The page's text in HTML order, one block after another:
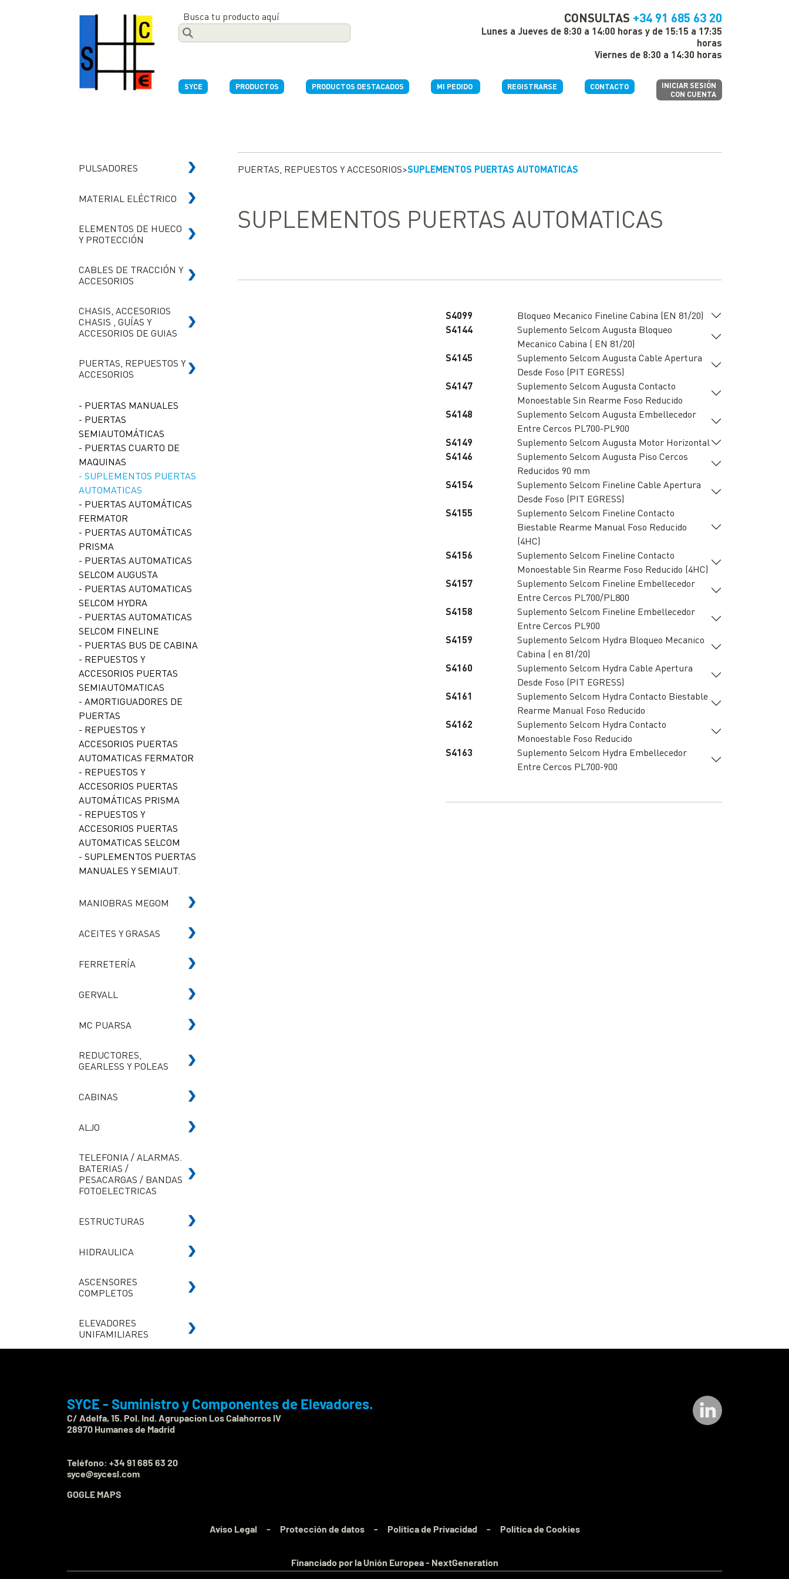
Busca tu producto aquí CONSULTAS +34 91 685 63 20
Lunes a Jueves de 8:30 a 14:00 horas y de 15:15 a 17:35
horas
Viernes de 8:30 a 14:30 horas
SYCE PRODUCTOS PRODUCTOS DESTACADOS MI PEDIDO REGISTRARSE CONTACTO
INICIAR SESIÓN
CON CUENTA
PULSADORES
MATERIAL ELÉCTRICO
ELEMENTOS DE HUECO
Y PROTECCIÓN
CABLES DE TRACCIÓN Y
ACCESORIOS
CHASIS, ACCESORIOS
CHASIS , GUÍAS Y
ACCESORIOS DE GUIAS
PUERTAS, REPUESTOS Y
ACCESORIOS
- PUERTAS MANUALES
- PUERTAS
SEMIAUTOMÁTICAS
- PUERTAS CUARTO DE
MAQUINAS
- SUPLEMENTOS PUERTAS
AUTOMATICAS
- PUERTAS AUTOMÁTICAS
FERMATOR
- PUERTAS AUTOMÁTICAS
PRISMA
- PUERTAS AUTOMATICAS
SELCOM AUGUSTA
- PUERTAS AUTOMATICAS
SELCOM HYDRA
- PUERTAS AUTOMATICAS
SELCOM FINELINE
- PUERTAS BUS DE CABINA
- REPUESTOS Y
ACCESORIOS PUERTAS
SEMIAUTOMATICAS
- AMORTIGUADORES DE
PUERTAS
- REPUESTOS Y
ACCESORIOS PUERTAS
AUTOMATICAS FERMATOR
- REPUESTOS Y
ACCESORIOS PUERTAS
AUTOMÁTICAS PRISMA
- REPUESTOS Y
ACCESORIOS PUERTAS
AUTOMATICAS SELCOM
- SUPLEMENTOS PUERTAS
MANUALES Y SEMIAUT.
MANIOBRAS MEGOM
ACEITES Y GRASAS
FERRETERÍA
GERVALL
MC PUARSA
REDUCTORES,
GEARLESS Y POLEAS
CABINAS
ALJO
TELEFONIA / ALARMAS.
BATERIAS /
PESACARGAS / BANDAS
FOTOELECTRICAS
ESTRUCTURAS
HIDRAULICA
ASCENSORES
COMPLETOS
ELEVADORES
UNIFAMILIARES
PUERTAS, REPUESTOS Y ACCESORIOS>SUPLEMENTOS PUERTAS AUTOMATICAS
SUPLEMENTOS PUERTAS AUTOMATICAS
S4099
Bloqueo Mecanico Fineline Cabina (EN 81/20)
S4144
Suplemento Selcom Augusta Bloqueo
Mecanico Cabina ( EN 81/20)
S4145
Suplemento Selcom Augusta Cable Apertura
Desde Foso (PIT EGRESS)
S4147
Suplemento Selcom Augusta Contacto
Monoestable Sin Rearme Foso Reducido
S4148
Suplemento Selcom Augusta Embellecedor
Entre Cercos PL700-PL900
S4149
Suplemento Selcom Augusta Motor Horizontal
S4146
Suplemento Selcom Augusta Piso Cercos
Reducidos 90 mm
S4154
Suplemento Selcom Fineline Cable Apertura
Desde Foso (PIT EGRESS)
S4155
Suplemento Selcom Fineline Contacto
Biestable Rearme Manual Foso Reducido
(4HC)
S4156
Suplemento Selcom Fineline Contacto
Monoestable Sin Rearme Foso Reducido (4HC)
S4157
Suplemento Selcom Fineline Embellecedor
Entre Cercos PL700/PL800
S4158
Suplemento Selcom Fineline Embellecedor
Entre Cercos PL900
S4159
Suplemento Selcom Hydra Bloqueo Mecanico
Cabina ( en 81/20)
S4160
Suplemento Selcom Hydra Cable Apertura
Desde Foso (PIT EGRESS)
S4161
Suplemento Selcom Hydra Contacto Biestable
Rearme Manual Foso Reducido
S4162
Suplemento Selcom Hydra Contacto
Monoestable Foso Reducido
S4163
Suplemento Selcom Hydra Embellecedor
Entre Cercos PL700-900
SYCE - Suministro y Componentes de Elevadores.
C/ Adelfa, 15. Pol. Ind. Agrupacion Los Calahorros IV
28970 Humanes de Madrid
Teléfono: +34 91 685 63 20
syce@sycesl.com
GOGLE MAPS
Aviso Legal - Protección de datos - Política de Privacidad - Política de Cookies
Financiado por la Unión Europea - NextGeneration